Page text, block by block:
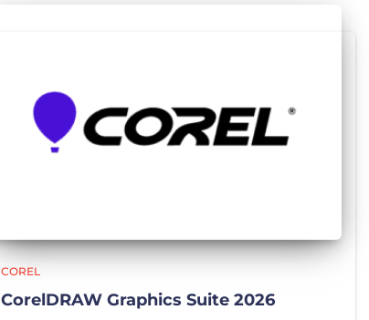
COREL
CorelDRAW Graphics Suite 2026